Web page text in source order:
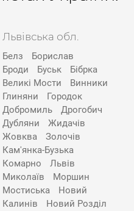
Львівська обл.
Белз
Борислав
Броди
Буськ
Бібрка
Великі Мости
Винники
Глиняни
Городок
Добромиль
Дрогобич
Дубляни
Жидачів
Жовква
Золочів
Кам'янка-Бузька
Комарно
Львів
Миколаїв
Моршин
Мостиська
Новий
Калинів
Новий Розділ